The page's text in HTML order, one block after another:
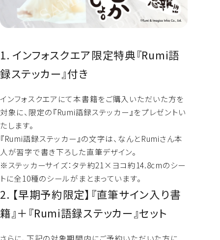
1. インフォスクエア限定特典『Rumi語
録ステッカー』付き
インフォスクエアにて本書籍をご購入いただいた方を
対象に、限定の『Rumi語録ステッカー』をプレゼントい
たします。
『Rumi語録ステッカー』の文字は、なんとRumiさん本
人が習字で書き下ろした直筆デザイン。
※ステッカーサイズ：タテ約21×ヨコ約14.8cmのシー
トに全10種のシールがまとまっています。
2. 【早期予約限定】『直筆サイン入り書
籍』＋『Rumi語録ステッカー』セット